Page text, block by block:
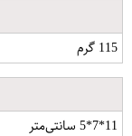
115 گرم
11*7*5 سانتی‌متر